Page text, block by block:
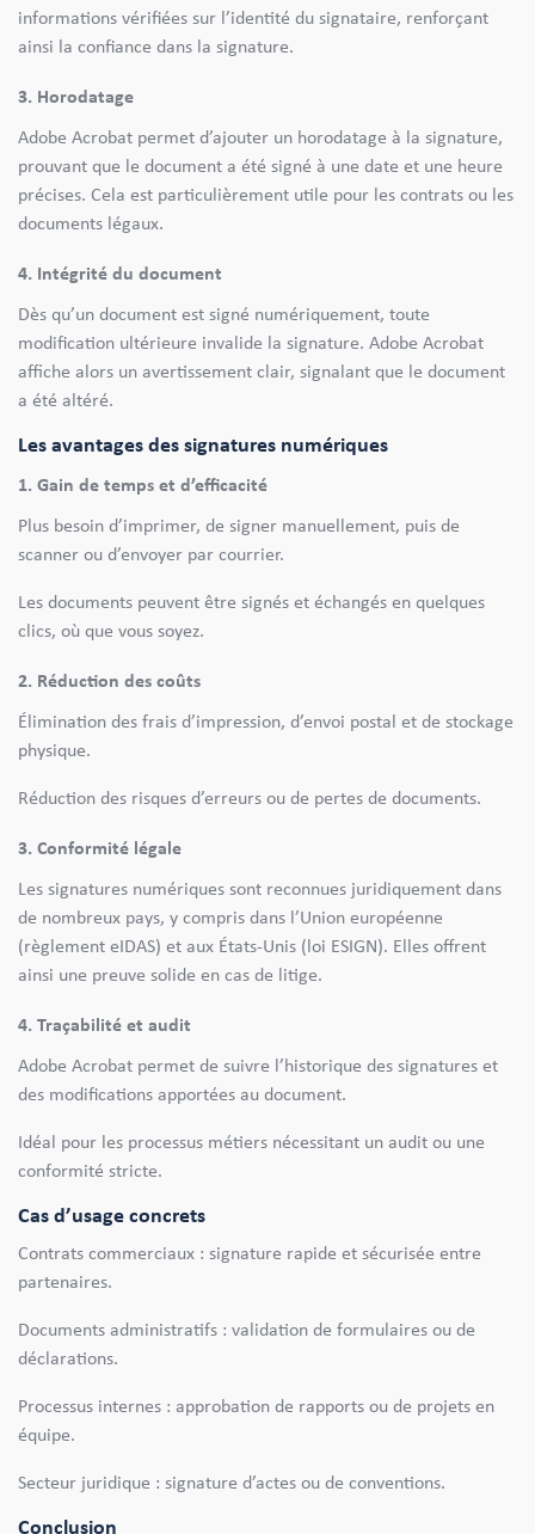
informations vérifiées sur l’identité du signataire, renforçant
ainsi la confiance dans la signature.
3. Horodatage
Adobe Acrobat permet d’ajouter un horodatage à la signature,
prouvant que le document a été signé à une date et une heure
précises. Cela est particulièrement utile pour les contrats ou les
documents légaux.
4. Intégrité du document
Dès qu’un document est signé numériquement, toute
modification ultérieure invalide la signature. Adobe Acrobat
affiche alors un avertissement clair, signalant que le document
a été altéré.
Les avantages des signatures numériques
1. Gain de temps et d’efficacité
Plus besoin d’imprimer, de signer manuellement, puis de
scanner ou d’envoyer par courrier.
Les documents peuvent être signés et échangés en quelques
clics, où que vous soyez.
2. Réduction des coûts
Élimination des frais d’impression, d’envoi postal et de stockage
physique.
Réduction des risques d’erreurs ou de pertes de documents.
3. Conformité légale
Les signatures numériques sont reconnues juridiquement dans
de nombreux pays, y compris dans l’Union européenne
(règlement eIDAS) et aux États-Unis (loi ESIGN). Elles offrent
ainsi une preuve solide en cas de litige.
4. Traçabilité et audit
Adobe Acrobat permet de suivre l’historique des signatures et
des modifications apportées au document.
Idéal pour les processus métiers nécessitant un audit ou une
conformité stricte.
Cas d’usage concrets
Contrats commerciaux : signature rapide et sécurisée entre
partenaires.
Documents administratifs : validation de formulaires ou de
déclarations.
Processus internes : approbation de rapports ou de projets en
équipe.
Secteur juridique : signature d’actes ou de conventions.
Conclusion